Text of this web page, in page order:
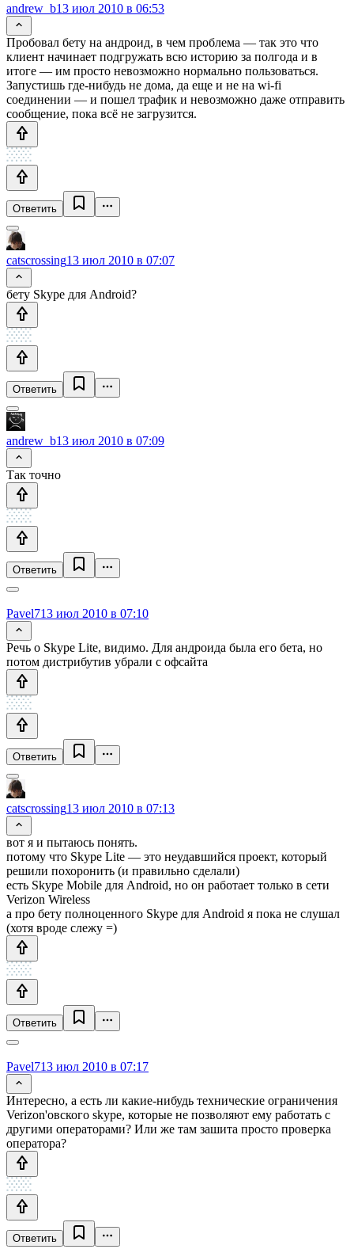
andrew_b13 июл 2010 в 06:53
Пробовал бету на андроид, в чем проблема — так это что
клиент начинает подгружать всю историю за полгода и в
итоге — им просто невозможно нормально пользоваться.
Запустишь где-нибудь не дома, да еще и не на wi-fi
соединении — и пошел трафик и невозможно даже отправить
сообщение, пока всё не загрузится.
Ответить
catscrossing13 июл 2010 в 07:07
бету Skype для Android?
Ответить
andrew_b13 июл 2010 в 07:09
Так точно
Ответить
Pavel713 июл 2010 в 07:10
Речь о Skype Lite, видимо. Для андроида была его бета, но
потом дистрибутив убрали с офсайта
Ответить
catscrossing13 июл 2010 в 07:13
вот я и пытаюсь понять.
потому что Skype Lite — это неудавшийся проект, который
решили похоронить (и правильно сделали)
есть Skype Mobile для Android, но он работает только в сети
Verizon Wireless
а про бету полноценного Skype для Android я пока не слушал
(хотя вроде слежу =)
Ответить
Pavel713 июл 2010 в 07:17
Интересно, а есть ли какие-нибудь технические ограничения
Verizon'овского skype, которые не позволяют ему работать с
другими операторами? Или же там зашита просто проверка
оператора?
Ответить